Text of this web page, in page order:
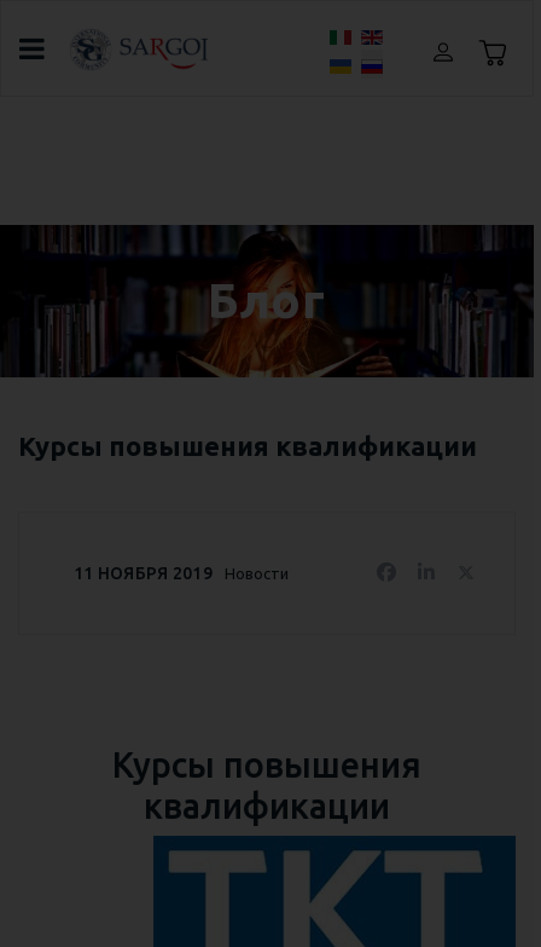
Выберите язык
Блог
Курсы повышения квалификации
Новости
11 НОЯБРЯ 2019
Курсы повышения
квалификации